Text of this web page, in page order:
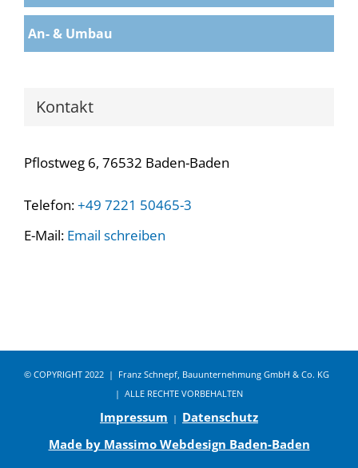
An- & Umbau
Kontakt
Pflostweg 6, 76532 Baden-Baden
Telefon:+49 7221 50465-3
E-Mail: Email schreiben
© COPYRIGHT 2022 | Franz Schnepf, Bauunternehmung GmbH & Co. KG
| ALLE RECHTE VORBEHALTEN
Impressum | Datenschutz
Made by Massimo Webdesign Baden-Baden